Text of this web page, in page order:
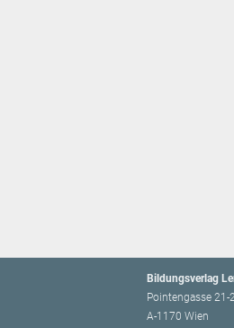
Bildungsverlag
Pointengasse 21-
A-1170 Wien